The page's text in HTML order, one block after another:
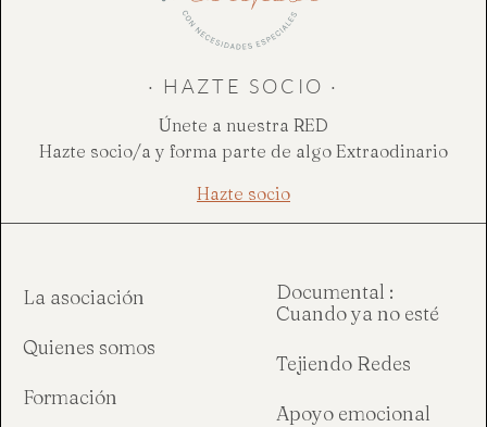
· HAZTE SOCIO ·
Únete a nuestra RED
Hazte socio/a y forma parte de algo Extraodinario
Hazte socio
La asociación
Quienes somos
Formación
Documental :
Cuando ya no esté
Tejiendo Redes
Apoyo emocional